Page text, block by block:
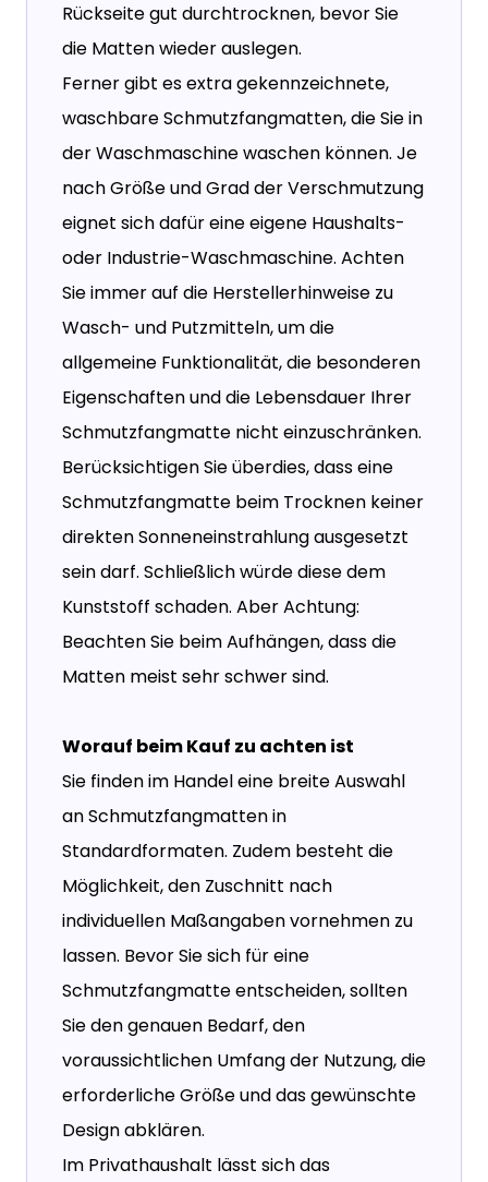
Rückseite gut durchtrocknen, bevor Sie
die Matten wieder auslegen.
Ferner gibt es extra gekennzeichnete,
waschbare Schmutzfangmatten, die Sie in
der Waschmaschine waschen können. Je
nach Größe und Grad der Verschmutzung
eignet sich dafür eine eigene Haushalts-
oder Industrie-Waschmaschine. Achten
Sie immer auf die Herstellerhinweise zu
Wasch- und Putzmitteln, um die
allgemeine Funktionalität, die besonderen
Eigenschaften und die Lebensdauer Ihrer
Schmutzfangmatte nicht einzuschränken.
Berücksichtigen Sie überdies, dass eine
Schmutzfangmatte beim Trocknen keiner
direkten Sonneneinstrahlung ausgesetzt
sein darf. Schließlich würde diese dem
Kunststoff schaden. Aber Achtung:
Beachten Sie beim Aufhängen, dass die
Matten meist sehr schwer sind.
Worauf beim Kauf zu achten ist
Sie finden im Handel eine breite Auswahl
an Schmutzfangmatten in
Standardformaten. Zudem besteht die
Möglichkeit, den Zuschnitt nach
individuellen Maßangaben vornehmen zu
lassen. Bevor Sie sich für eine
Schmutzfangmatte entscheiden, sollten
Sie den genauen Bedarf, den
voraussichtlichen Umfang der Nutzung, die
erforderliche Größe und das gewünschte
Design abklären.
Im Privathaushalt lässt sich das